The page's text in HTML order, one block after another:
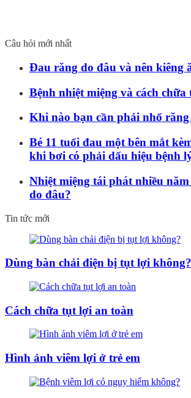
Câu hỏi mới nhất
Đau răng do đâu và nên kiêng
Bệnh nhiệt miệng và cách chữa
Khi nào bạn cần phải nhổ
Bé 11 tuổi đau một bên mắt
khi bơi có phải dấu hiệu bệnh
Nhiệt miệng tái phát nhiều
do đâu?
Tin tức mới
Dùng bàn chải điện bị tụt lợi không?
Cách chữa tụt lợi an toàn
Hình ảnh viêm lợi ở trẻ em